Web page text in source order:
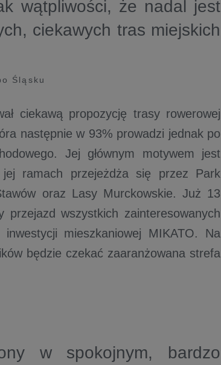
wątpliwości, że nadal jest
ciekawych tras miejskich
Śląsku
ciekawą propozycję trasy rowerowej
następnie w 93% prowadzi jednak po
Jej głównym motywem jest
ramach przejeżdża się przez Park
oraz Lasy Murckowskie. Już 13
przejazd wszystkich zainteresowanych
mieszkaniowej MIKATO. Na
będzie czekać zaaranżowana strefa
w spokojnym, bardzo